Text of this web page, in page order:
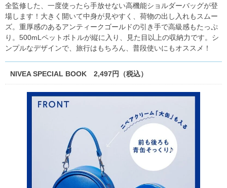
全監修した、一度使ったら手放せない高機能ショルダーバッグが登
場します！大きく開いて中身が見やすく、荷物の出し入れもスムー
ズ。重厚感のあるアンティークゴールドの引き手で高級感もたっぷ
り。500mLペットボトルが縦に入り、見た目以上の収納力です。シ
ンプルなデザインで、旅行はもちろん、普段使いにもオススメ！
NIVEA SPECIAL BOOK 2,497円（税込）